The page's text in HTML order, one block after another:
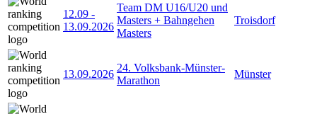
12.09 -
13.09.2026
Team DM U16/U20 und
Masters + Bahngehen
Masters
Troisdorf
13.09.2026
24. Volksbank-Münster-
Marathon
Münster